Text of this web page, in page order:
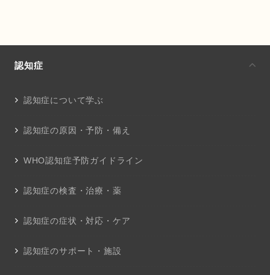
認知症
認知症について学ぶ
認知症の原因・予防・備え
WHO認知症予防ガイドライン
認知症の検査・治療・薬
認知症の症状・対応・ケア
認知症のサポート・施設